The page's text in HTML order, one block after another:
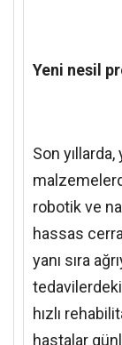
Yeni nesil
Son
robotik ve
hassas
yanı sıra
hızlı
hastalar